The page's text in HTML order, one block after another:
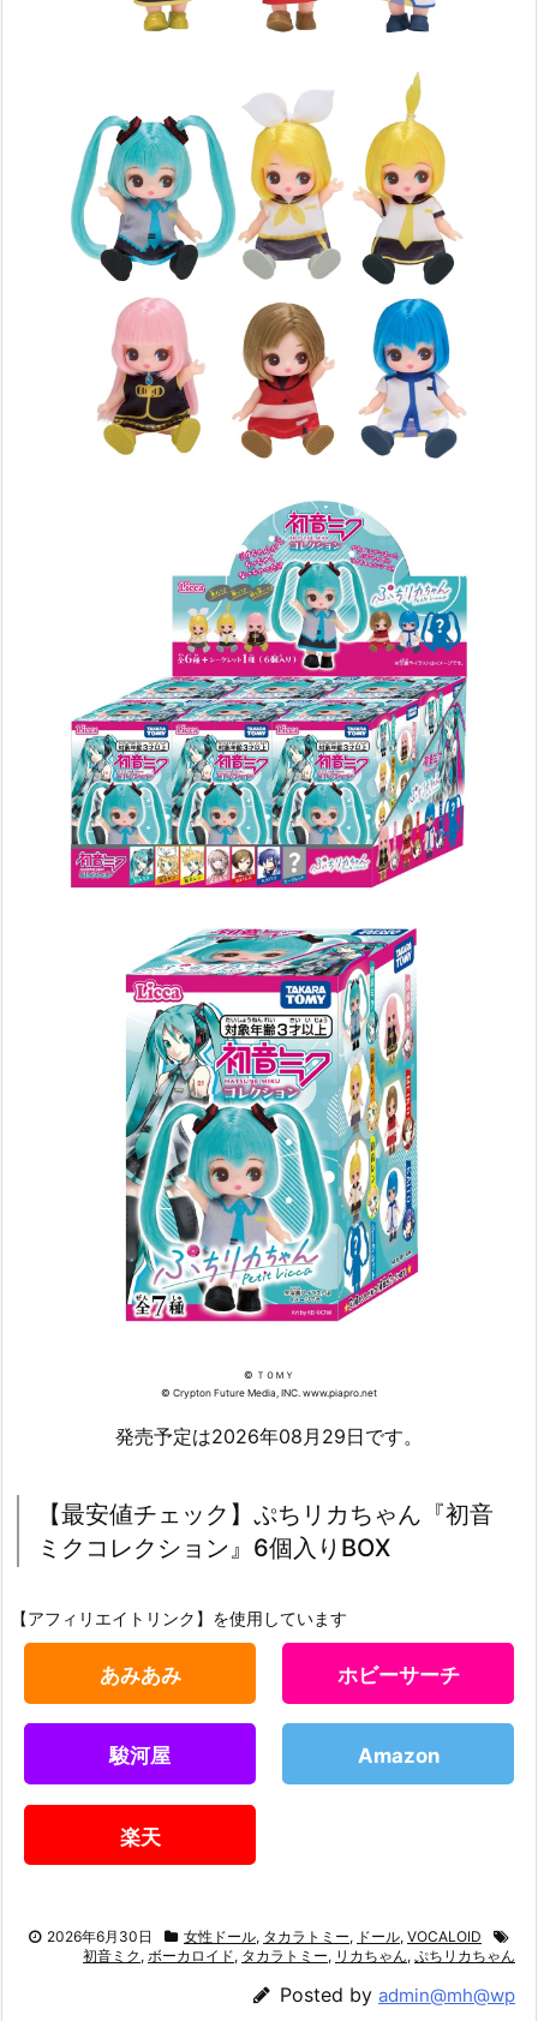
© ＴＯＭＹ
© Crypton Future Media, INC. www.piapro.net
発売予定は2026年08月29日です。
【最安値チェック】ぷちリカちゃん『初音
ミクコレクション』6個入りBOX
【アフィリエイトリンク】を使用しています
あみあみ ホビーサーチ
駿河屋 Amazon
楽天
2026年6月30日 女性ドール, タカラトミー, ドール, VOCALOID
初音ミク , ボーカロイド, タカラトミー, リカちゃん, ぷちリカちゃん
Posted by admin@mh@wp